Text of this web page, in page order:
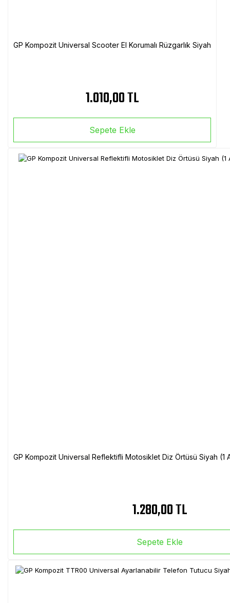
GP Kompozit Universal Scooter El Korumalı Rüzgarlık Siyah
1.010,00 TL
Sepete Ekle
GP Kompozit Universal Reflektifli Motosiklet Diz Örtüsü Siyah
1.280,00 TL
Sepete Ekle